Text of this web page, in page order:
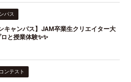
パス
キャンパス】JAM卒業生クリエイター大
と授業体験✨✨
ンテスト